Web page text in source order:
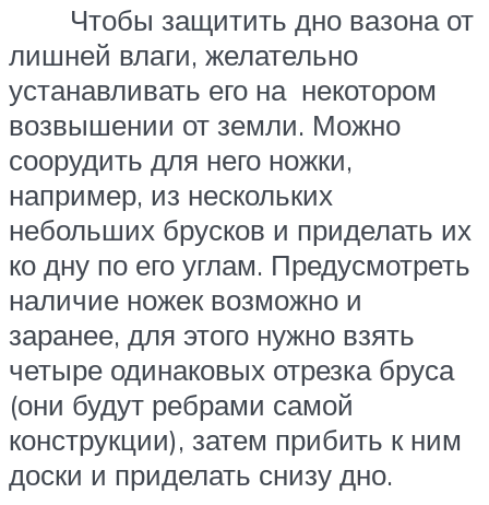
Чтобы защитить дно вазона от
лишней влаги, желательно
устанавливать его на некотором
возвышении от земли. Можно
соорудить для него ножки,
например, из нескольких
небольших брусков и приделать их
ко дну по его углам. Предусмотреть
наличие ножек возможно и
заранее, для этого нужно взять
четыре одинаковых отрезка бруса
(они будут ребрами самой
конструкции), затем прибить к ним
доски и приделать снизу дно.